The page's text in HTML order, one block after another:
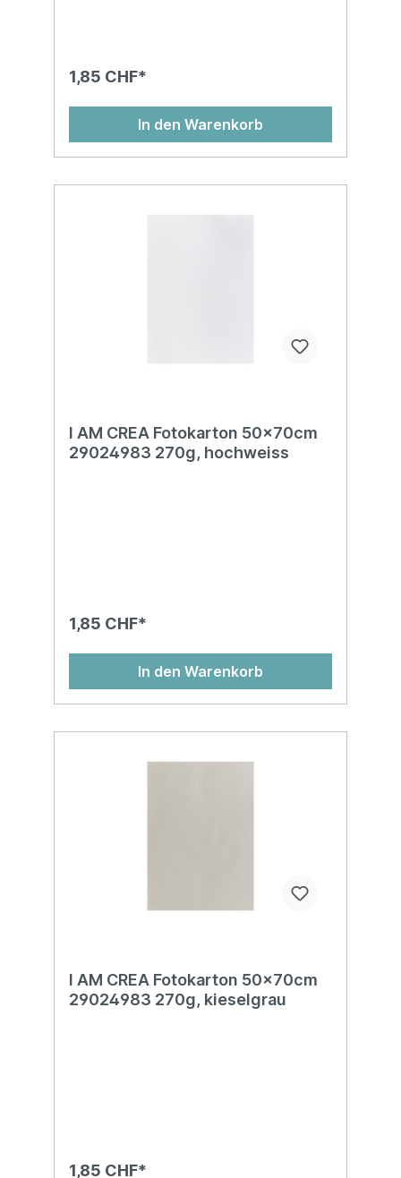
1,85 CHF*
In den Warenkorb
I AM CREA Fotokarton 50x70cm
29024983 270g, hochweiss
1,85 CHF*
In den Warenkorb
I AM CREA Fotokarton 50x70cm
29024983 270g, kieselgrau
1,85 CHF*